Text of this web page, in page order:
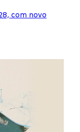
com novo